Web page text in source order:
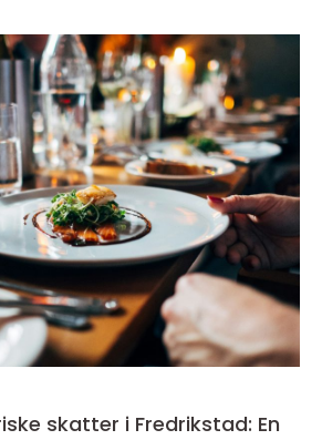
skatter i Fredrikstad: En